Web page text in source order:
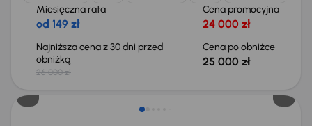
Miesięczna rata
od 149 zł
Cena promocyjna
24 000 zł
Najniższa cena z 30 dni przed
obniżką
26 000 zł
Cena po obniżce
25 000 zł
Taniej o 500 zł